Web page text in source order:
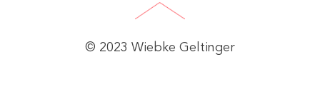
© 2023 Wiebke Geltinger